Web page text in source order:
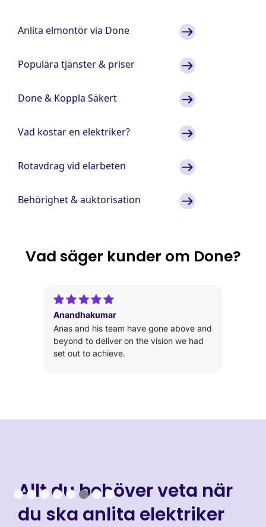
Anlita elmontör via Done
Populära tjänster & priser
Done & Koppla Säkert
Vad kostar en elektriker?
Rotavdrag vid elarbeten
Behörighet & auktorisation
Vad säger kunder om Done?
Anandhakumar
Anas and his team have gone above and
beyond to deliver on the vision we had
set out to achieve.
Allt du behöver veta när
du ska anlita elektriker